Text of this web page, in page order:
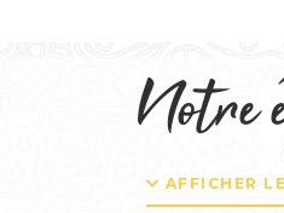
Notre
AFFICHER